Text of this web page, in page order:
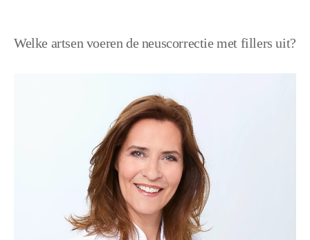
Welke artsen voeren de neuscorrectie met fillers uit?